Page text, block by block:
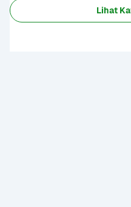
Lihat